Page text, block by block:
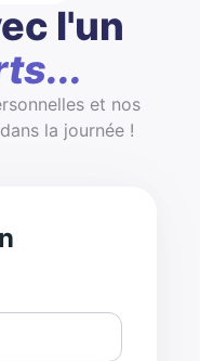
l'un
et nos
la journée !